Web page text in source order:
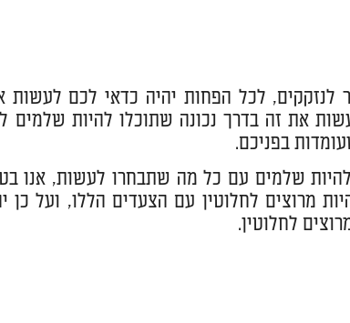
לכל הפחות יהיה כדאי לכם לעשות
את זה בדרך נכונה שתוכלו להיות שלמים
בפניכם.
שלמים עם כל מה שתבחרו לעשות, אנו
מרוצים לחלוטין עם הצעדים הללו, ועל
לחלוטין.